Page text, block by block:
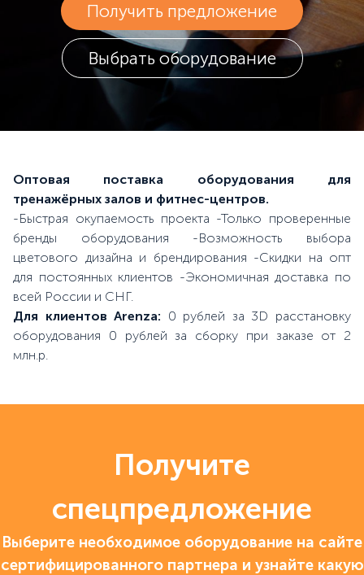
Получить предложение
Выбрать оборудование
Оптовая поставка оборудования для
тренажёрных залов и фитнес-центров.
-Быстрая окупаемость проекта -Только проверенные
бренды оборудования -Возможность выбора
цветового дизайна и брендирования -Скидки на опт
для постоянных клиентов -Экономичная доставка по
всей России и СНГ.
Для клиентов Arenza: 0 рублей за 3D расстановку
оборудования 0 рублей за сборку при заказе от 2
млн.р.
Получите
спецпредложение
Выберите необходимое оборудование на сайте
сертифицированного партнера и узнайте какую